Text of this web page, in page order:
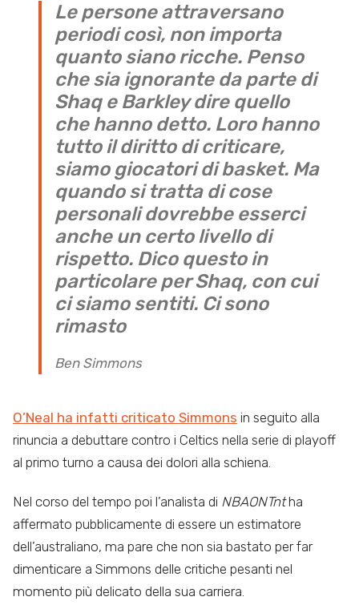
Le persone attraversano
periodi così, non importa
quanto siano ricche. Penso
che sia ignorante da parte di
Shaq e Barkley dire quello
che hanno detto. Loro hanno
tutto il diritto di criticare,
siamo giocatori di basket. Ma
quando si tratta di cose
personali dovrebbe esserci
anche un certo livello di
rispetto. Dico questo in
particolare per Shaq, con cui
ci siamo sentiti. Ci sono
rimasto
Ben Simmons
O’Neal ha infatti criticato Simmons in seguito alla
rinuncia a debuttare contro i Celtics nella serie di playoff
al primo turno a causa dei dolori alla schiena.
Nel corso del tempo poi l’analista di NBAONTntha
affermato pubblicamente di essere un estimatore
dell’australiano, ma pare che non sia bastato per far
dimenticare a Simmons delle critiche pesanti nel
momento più delicato della sua carriera.